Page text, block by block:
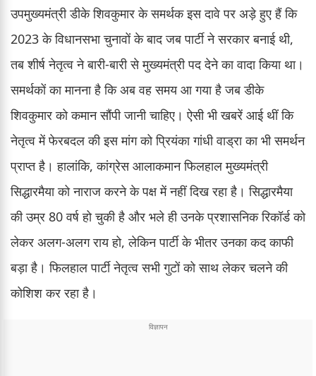
उपमुख्यमंत्री डीके शिवकुमार के समर्थक इस दावे पर अड़े हुए हैं कि
2023 के विधानसभा चुनावों के बाद जब पार्टी ने सरकार बनाई थी,
तब शीर्ष नेतृत्व ने बारी-बारी से मुख्यमंत्री पद देने का वादा किया था।
समर्थकों का मानना है कि अब वह समय आ गया है जब डीके
शिवकुमार को कमान सौंपी जानी चाहिए। ऐसी भी खबरें आई थीं कि
नेतृत्व में फेरबदल की इस मांग को प्रियंका गांधी वाड्रा का भी समर्थन
प्राप्त है। हालांकि, कांग्रेस आलाकमान फिलहाल मुख्यमंत्री
सिद्धारमैया को नाराज करने के पक्ष में नहीं दिख रहा है। सिद्धारमैया
की उम्र 80 वर्ष हो चुकी है और भले ही उनके प्रशासनिक रिकॉर्ड को
लेकर अलग-अलग राय हो, लेकिन पार्टी के भीतर उनका कद काफी
बड़ा है। फिलहाल पार्टी नेतृत्व सभी गुटों को साथ लेकर चलने की
कोशिश कर रहा है।